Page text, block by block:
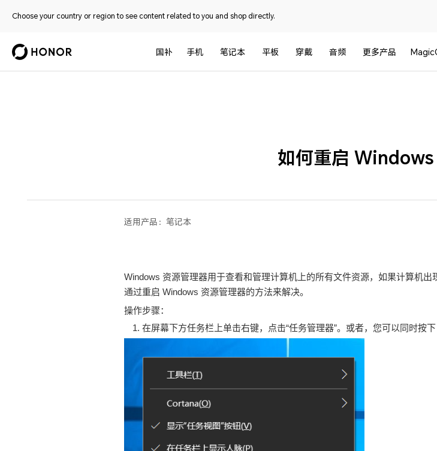
Choose your country or region to see content related to you and shop directly.
国补 手机 笔记本 平板 穿戴 音频 更多产品
如何重启
适用产品： 笔记本
Windows 资源管理器用于查看和管理计算机上的所有文件资源，如果计算机
通过重启 Windows 资源管理器的方法来解决。
操作步骤：
在屏幕下方任务栏上单击右键，点击“任务管理器”。或者，您可以同时按下